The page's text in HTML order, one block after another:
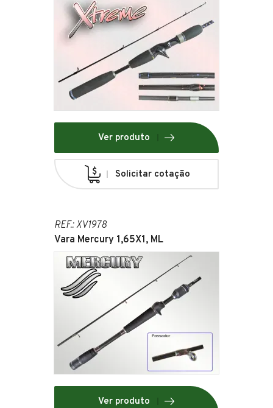
Ver produto
Solicitar cotação
REF.: XV1978
Vara Mercury 1,65X1, ML
Ver produto